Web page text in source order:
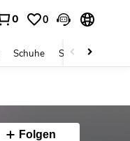
0 0
Schuhe Schmuck &
Folgen